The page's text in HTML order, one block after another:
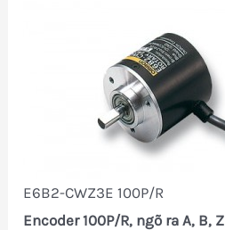
E6B2-CWZ3E 100P/R
Encoder 100P/R, ngõ ra A, B, Z